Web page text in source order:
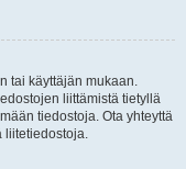
tai käyttäjän mukaan.
liittämistä tietyllä
tiedostoja. Ota yhteyttä
liitetiedostoja.